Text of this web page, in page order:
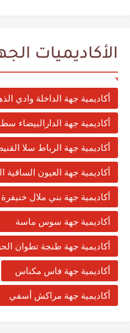
الأكاديميات
أكاديمية جهة الداخلة وادي
أكاديمية جهة الدارالبيضاء
أكاديمية جهة الرباط سلا
أكاديمية جهة العيون الساقية
أكاديمية جهة بني ملال خنيفرة
أكاديمية جهة سوس ماسة
أكاديمية جهة طنجة تطوان
أكاديمية جهة فاس مكناس
أكاديمية جهة مراكش أسفي